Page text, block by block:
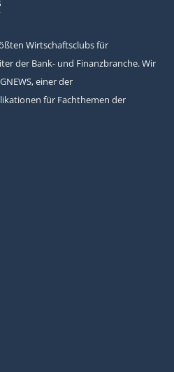
Wirtschaftsclubs für
der Bank- und Finanzbranche. Wir
einer der
für Fachthemen der